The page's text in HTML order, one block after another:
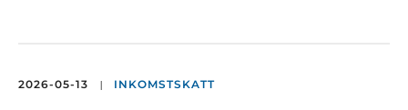
2026-05-13 | INKOMSTSKATT